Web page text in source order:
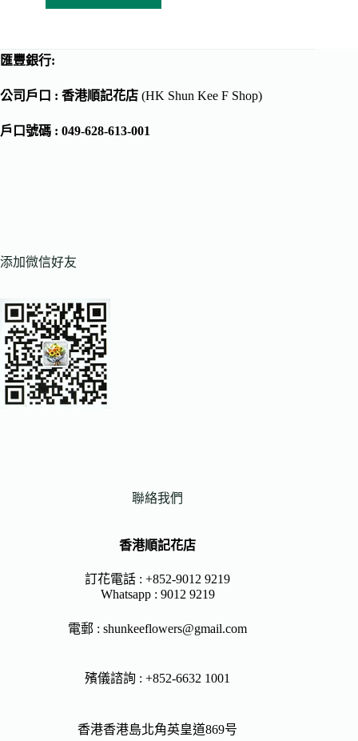
匯豐銀行:
公司戶口 : 香港順記花店 (HK Shun Kee F Shop)
戶口號碼 : 049-628-613-001
添加微信好友
聯絡我們
香港順記花店
訂花電話 : +852-9012 9219
Whatsapp : 9012 9219
電郵 :shunkeeflowers@gmail.com
殯儀諮詢 : +852-6632 1001
香港香港島北角英皇道869号